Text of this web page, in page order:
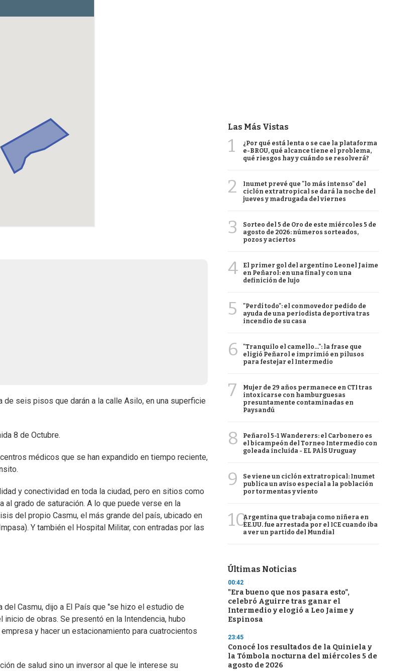
de seis pisos que darán a la calle Asilo, en una superficie
8 de Octubre.
médicos que se han expandido en tiempo reciente,
y conectividad en toda la ciudad, pero en sitios como
grado de saturación. A lo que puede verse en la
del propio Casmu, el más grande del país, ubicado en
Y también el Hospital Militar, con entradas por las
Casmu, dijo a El País que "se hizo el estudio de
de obras. Se presentó en la Intendencia, hubo
y hacer un estacionamiento para cuatrocientos
de salud sino un inversor al que le interese su
Las Más Vistas
1
¿Por qué está lenta o se cae la plataforma
e-BROU, qué alcance tiene el problema,
qué riesgos hay y cuándo se resolverá?
2
Inumet prevé que "lo más intenso" del
ciclón extratropical se dará la noche del
jueves y madrugada del viernes
3
Sorteo del 5 de Oro de este miércoles 5 de
agosto de 2026: números sorteados,
pozos y aciertos
4
El primer gol del argentino Leonel Jaime
en Peñarol: en una final y con una
definición de lujo
5
"Perdí todo": el conmovedor pedido de
ayuda de una periodista deportiva tras
incendio de su casa
6
"Tranquilo el camello...": la frase que
eligió Peñarol e imprimió en pilusos
para festejar el Intermedio
7
Mujer de 29 años permanece en CTI tras
intoxicarse con hamburguesas
presuntamente contaminadas en
Paysandú
8
Peñarol 5-1 Wanderers: el Carbonero es
el bicampeón del Torneo Intermedio con
goleada incluida - EL PAÍS Uruguay
9
Se viene un ciclón extratropical: Inumet
publica un aviso especial a la población
por tormentas y viento
10Argentina que trabaja como niñera en
EE.UU. fue arrestada por el ICE cuando iba
a ver un partido del Mundial
Últimas Noticias
00:42
"Era bueno que nos pasara esto",
celebró Aguirre tras ganar el
Intermedio y elogió a Leo Jaime y
Espinosa
23:45
Conocé los resultados de la Quiniela y
la Tómbola nocturna del miércoles 5 de
agosto de 2026